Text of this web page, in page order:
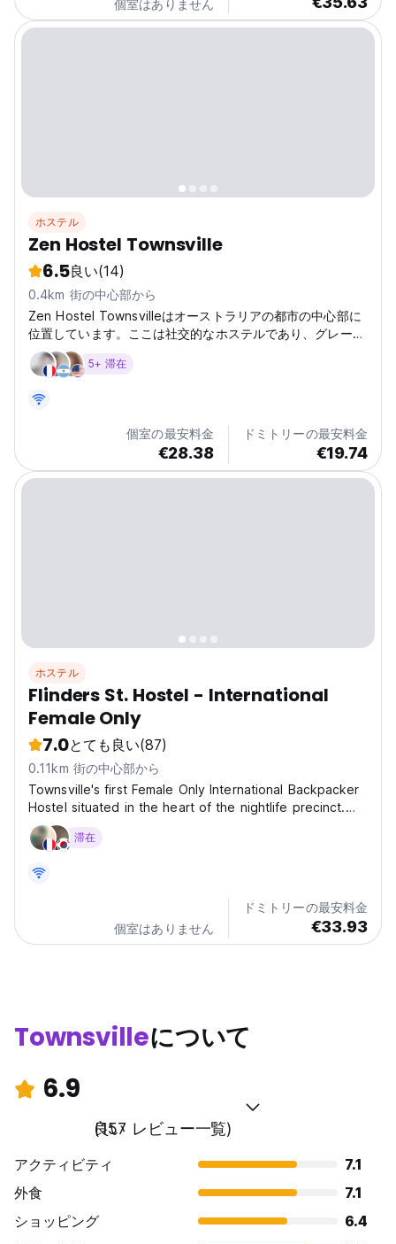
個室はありません
ホステル
Zen Hostel Townsville
6.5良い(14)
0.4km 街の中心部から
Zen Hostel Townsvilleはオーストラリアの都市の中心部に
位置しています。ここは社交的なホステルであり、グレート
バリアリーフを探検する冒険の拠点です。 (Auto-translated
from original language)
5+ 滞在
個室の最安料金
€28.38
ドミトリーの最安料金
€19.74
ホステル
Flinders St. Hostel - International
Female Only
7.0とても良い(87)
0.11km 街の中心部から
Townsville's first Female Only International Backpacker
Hostel situated in the heart of the nightlife precinct.
We are the perfect choice for female backpackers
eager to experience the city's vibrant scene. Within
滞在
個室はありません
ドミトリーの最安料金
€33.93
Townsvilleについて
6.9
良い
(157 レビュー一覧)
アクティビティ
7.1
外食
7.1
ショッピング
6.4